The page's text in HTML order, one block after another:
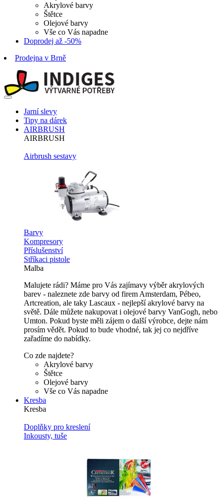
Akrylové barvy
Štětce
Olejové barvy
Vše co Vás napadne
Doprodej až -50%
Prodejna v Brně
Jarní slevy
Tipy na dárek
AIRBRUSH
AIRBRUSH
Airbrush sestavy
Barvy
Kompresory
Příslušenství
Stříkaci pistole
Malba
Malujete rádi? Máme pro Vás zajímavy výběr akrylových
barev - naleznete zde barvy od firem Amsterdam, Pébeo,
Artcreation, ale taky Lascaux - nejlepší akrylové barvy na
světě. Dále můžete nakupovat i olejové barvy VanGogh, nebo
Umton. Pokud byste měli zájem o další výrobce, dejte nám
prosím vědět. Pokud to bude vhodné, tak jej co nejdříve
zařadíme do nabídky.
Co zde najdete?
Akrylové barvy
Štětce
Olejové barvy
Vše co Vás napadne
Kresba
Kresba
Doplňky pro kreslení
Inkousty, tuše